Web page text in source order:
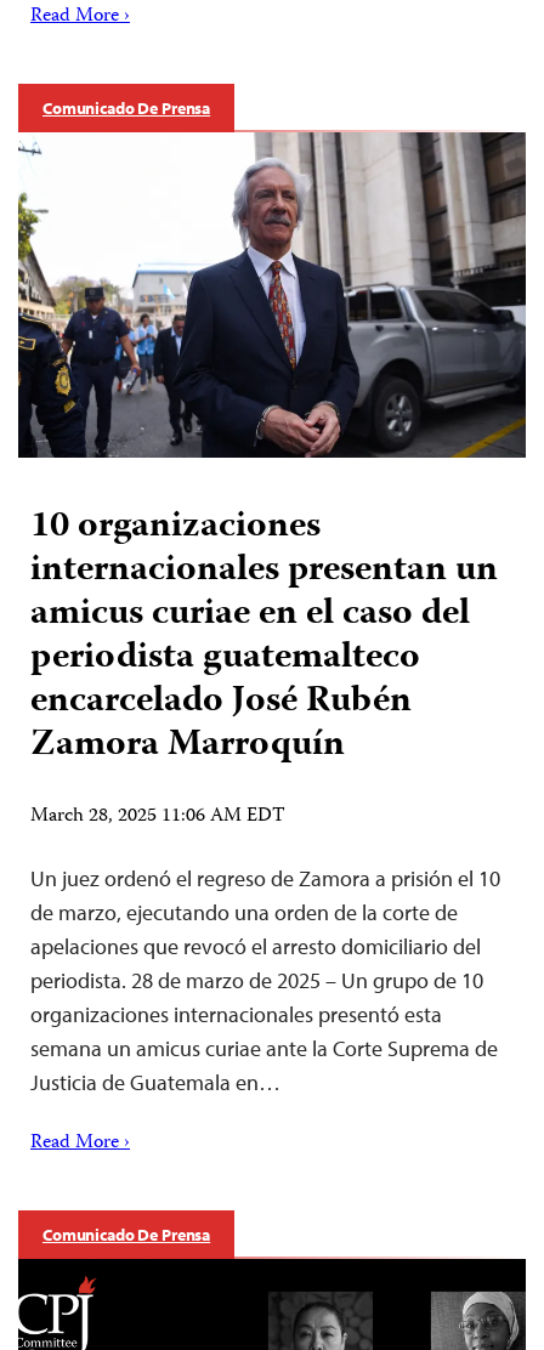
Read More ›
Comunicado De Prensa
10 organizaciones
internacionales presentan un
amicus curiae en el caso del
periodista guatemalteco
encarcelado José Rubén
Zamora Marroquín
March 28, 2025 11:06 AM EDT
Un juez ordenó el regreso de Zamora a prisión el 10
de marzo, ejecutando una orden de la corte de
apelaciones que revocó el arresto domiciliario del
periodista. 28 de marzo de 2025 – Un grupo de 10
organizaciones internacionales presentó esta
semana un amicus curiae ante la Corte Suprema de
Justicia de Guatemala en…
Read More ›
Comunicado De Prensa